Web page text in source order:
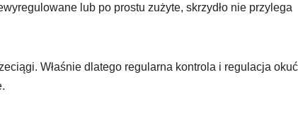
lub po prostu zużyte, skrzydło nie przylega
Właśnie dlatego regularna kontrola i regulacja